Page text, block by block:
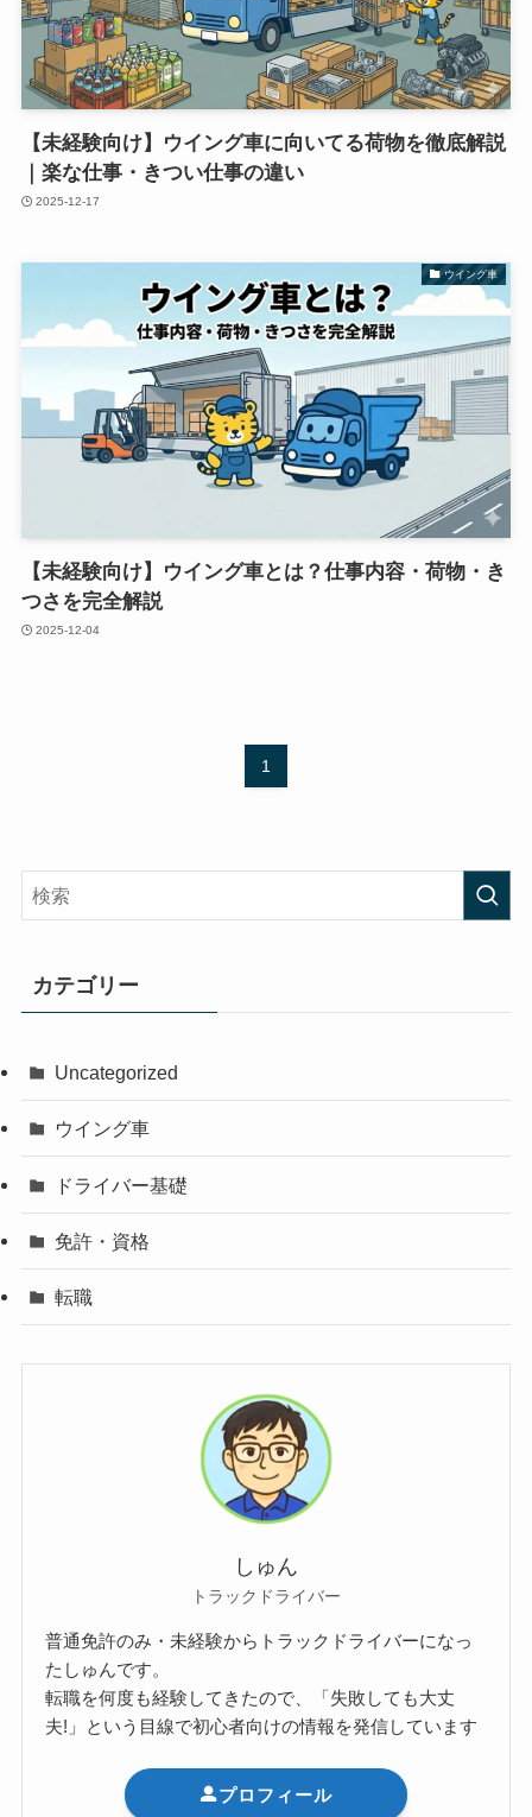
【未経験向け】ウイング車に向いてる荷物を徹底解説
｜楽な仕事・きつい仕事の違い
2025-12-17
ウイング車
【未経験向け】ウイング車とは？仕事内容・荷物・き
つさを完全解説
2025-12-04
1
カテゴリー
Uncategorized
ウイング車
ドライバー基礎
免許・資格
転職
しゅん
トラックドライバー
普通免許のみ・未経験からトラックドライバーになっ
たしゅんです。
転職を何度も経験してきたので、「失敗しても大丈
夫!」という目線で初心者向けの情報を発信しています
プロフィール